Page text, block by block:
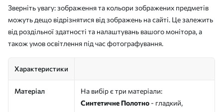
Зверніть увагу: зображення та кольори зображених предметів
можуть дещо відрізнятися від зображень на сайті. Це залежить
від роздільної здатності та налаштувань вашого монітора, а
також умов освітлення під час фотографування.
Характеристики
Матеріал
На вибір є три матеріали:
Синтетичне Полотно - гладкий,